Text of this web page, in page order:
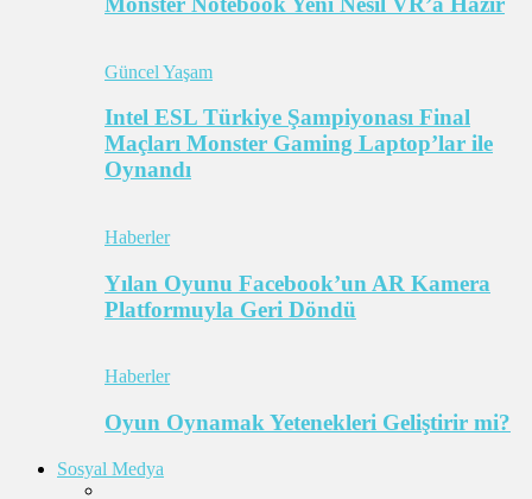
Güncel Yaşam
Intel ESL Türkiye Şampiyonası Final
Maçları Monster Gaming Laptop’lar ile
Oynandı
Haberler
Yılan Oyunu Facebook’un AR Kamera
Platformuyla Geri Döndü
Haberler
Oyun Oynamak Yetenekleri Geliştirir mi?
Sosyal Medya